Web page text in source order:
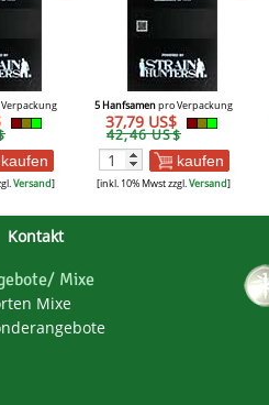
kaufen
Versand]
5 Hanfsamenpro Verpackung
37,79 US$
42,46 US$
kaufen
[inkl. 10% Mwst zzgl.Versand]
Kontakt
Mixe
Mixe